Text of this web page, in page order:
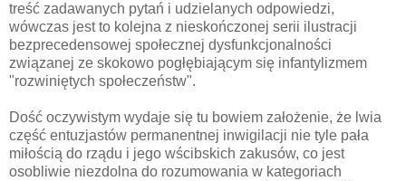
treść zadawanych pytań i udzielanych odpowiedzi,
wówczas jest to kolejna z nieskończonej serii ilustracji
bezprecedensowej społecznej dysfunkcjonalności
związanej ze skokowo pogłębiającym się infantylizmem
"rozwiniętych społeczeństw".
Dość oczywistym wydaje się tu bowiem założenie, że lwia
część entuzjastów permanentnej inwigilacji nie tyle pała
miłością do rządu i jego wścibskich zakusów, co jest
osobliwie niezdolna do rozumowania w kategoriach